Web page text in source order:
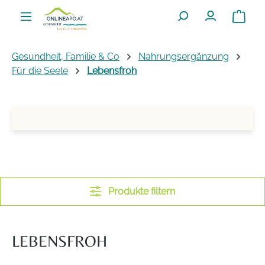
Zum Hauptinhalt springen
Gesundheit, Familie & Co
Nahrungsergänzung
Für die Seele
Lebensfroh
Produkte filtern
LEBENSFROH